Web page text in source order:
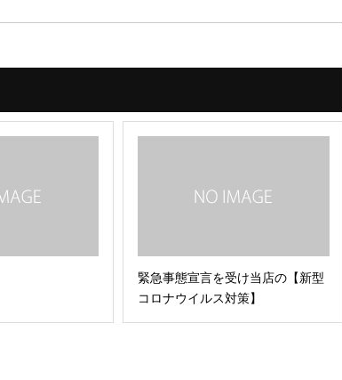
緊急事態宣言を受け当店の【新型
コロナウイルス対策】